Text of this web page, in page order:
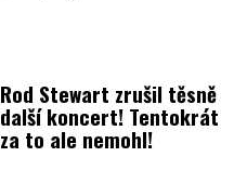
Rod Stewart zrušil těsně
další koncert! Tentokrát
za to ale nemohl!